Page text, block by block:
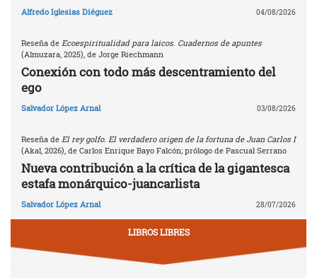
Alfredo Iglesias Diéguez 04/08/2026
Reseña de Ecoespiritualidad para laicos. Cuadernos de apuntes
(Almuzara, 2025), de Jorge Riechmann
Conexión con todo más descentramiento del
ego
Salvador López Arnal 03/08/2026
Reseña de El rey golfo. El verdadero origen de la fortuna de Juan Carlos I
(Akal, 2026), de Carlos Enrique Bayo Falcón; prólogo de Pascual Serrano
Nueva contribución a la crítica de la gigantesca
estafa monárquico-juancarlista
Salvador López Arnal 28/07/2026
LIBROS LIBRES